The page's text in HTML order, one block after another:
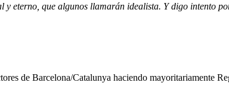
eterno, que algunos llamarán idealista. Y digo intento
de Barcelona/Catalunya haciendo mayoritariamente